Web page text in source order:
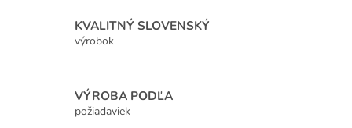
KVALITNÝ SLOVENSKÝ
výrobok
VÝROBA PODĽA
požiadaviek